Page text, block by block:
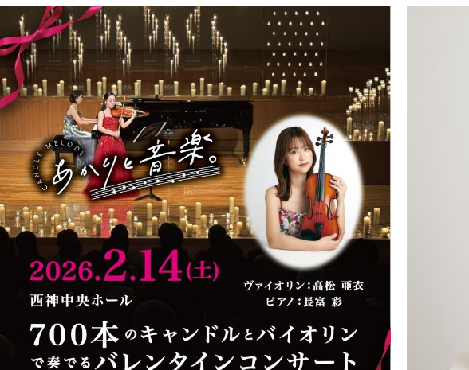
ALL
キャンドル
ALL アロマキャンドル
カップキャンドル ピラーキャンドル
テーパーキャンドル フローティングキャンドル